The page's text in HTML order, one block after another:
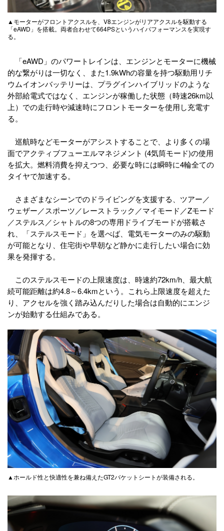
▲モーターがフロントアクスルを、V8エンジンがリアアクスルを駆動する
「eAWD」を搭載。両者合わせて664PSというハイパフォーマンスを実現す
る。
「eAWD」のパワートレインは、エンジンとモーターに機械
的な繋がりは一切なく、また1.9kWhの容量を持つ駆動用リチ
ウムイオンバッテリーは、プラグインハイブリッドのような
外部給電式ではなく、エンジンが稼働した状態（時速26km以
上）での走行時や減速時にフロントモーターを使用し充電す
る。
巡航時などモーターがアシストすることで、より多くの場
面でアクティブフューエルマネジメント (4気筒モード)の使用
を拡大。燃料消費を抑えつつ、必要な時には瞬時に4輪全ての
タイヤで加速する。
さまざまなシーンでのドライビングを支援する、ツアー／
ウェザー／スポーツ／レーストラック／マイモード／Zモード
／ステルス／シャトルの8つの専用ドライブモードが搭載さ
れ、「ステルスモード」を選べば、電気モーターのみの駆動
が可能となり、住宅街や早朝など静かに走行したい場合に効
果を発揮する。
このステルスモードの上限速度は、時速約72km/h、最大航
続可能距離は約4.8～6.4kmという。これら上限速度を超えた
り、アクセルを強く踏み込んだりした場合は自動的にエンジ
ンが始動する仕組みである。
▲ホールド性と快適性を兼ね備えたGT2バケットシートが装備される。